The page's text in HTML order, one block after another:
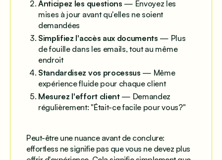
Anticipez les questions — Envoyez les
mises à jour avant qu'elles ne soient
demandées
Simplifiez l'accès aux documents — Plus
de fouille dans les emails, tout au même
endroit
Standardisez vos processus — Même
expérience fluide pour chaque client
Mesurez l'effort client— Demandez
régulièrement: "Était-ce facile pour vous?"
Peut-être une nuance avant de conclure:
effortless ne signifie pas que vous ne devez plus